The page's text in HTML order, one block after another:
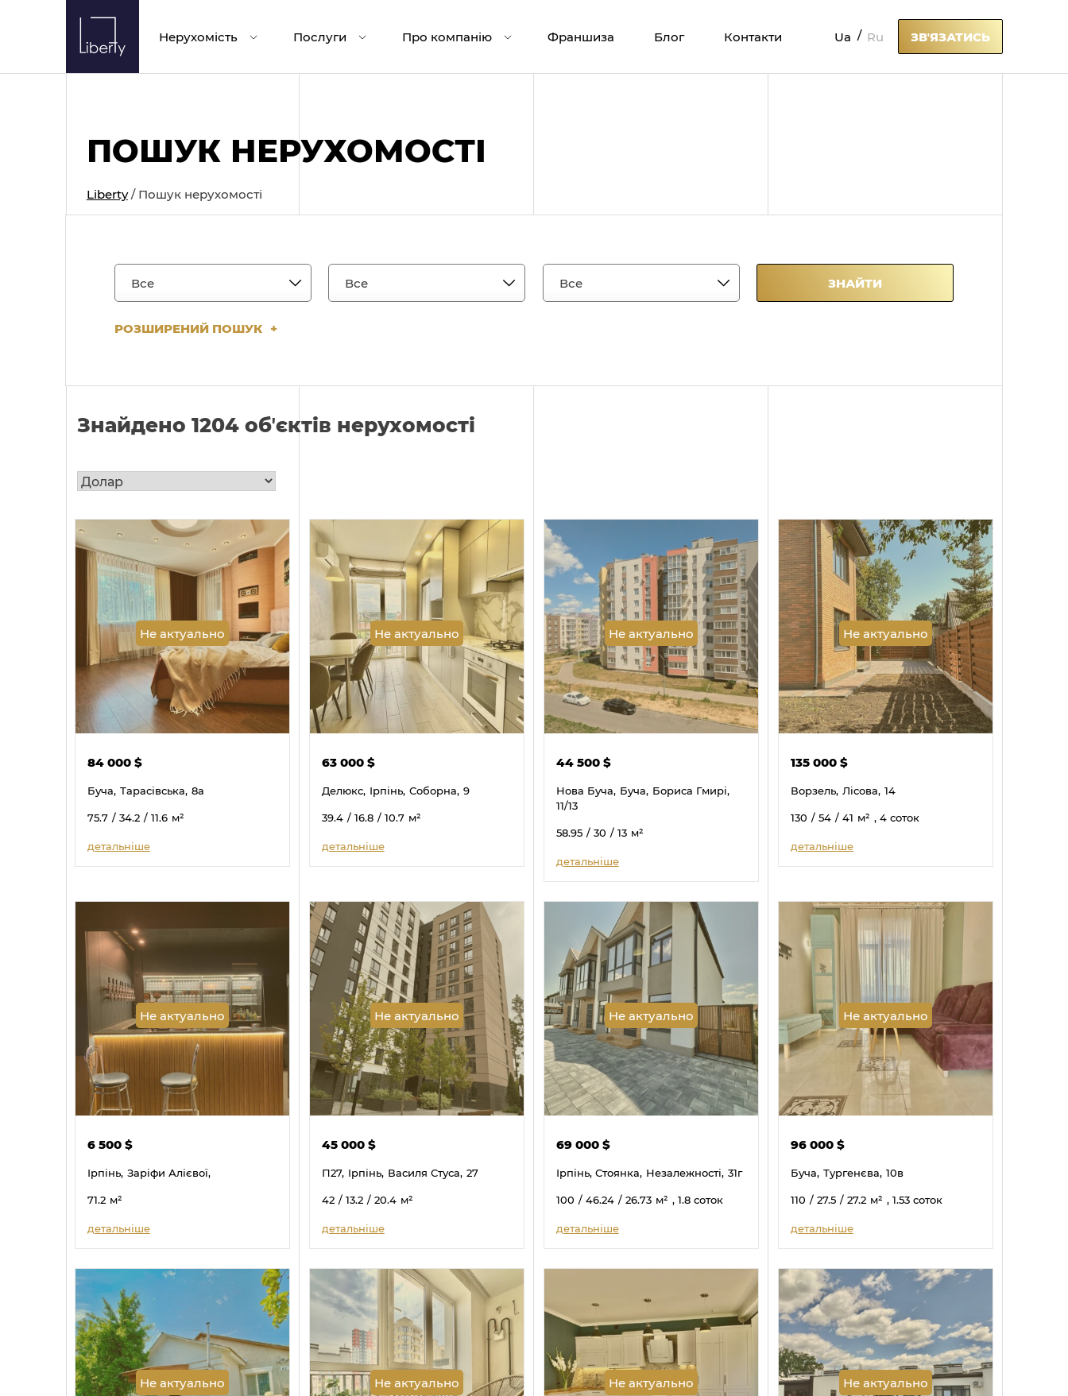
Нерухомість Послуги Про компанію Франшиза Блог Контакти Ua Ru ЗВʼЯЗАТИСЬ
ПОШУК НЕРУХОМОСТІ
Liberty/ Пошук нерухомості
РОЗШИРЕНИЙ ПОШУК +
Знайдено 1204 обʼєктів нерухомості
Не актуально
84 000 $
Буча, Тарасівська, 8а
75.7 / 34.2 / 11.6 м²
детальніше
Не актуально
63 000 $
Делюкс, Ірпінь, Соборна, 9
39.4 / 16.8 / 10.7 м²
детальніше
Не актуально
44 500 $
Нова Буча, Буча, Бориса Гмирі,
11/13
58.95 / 30 / 13 м²
детальніше
Не актуально
135 000 $
Ворзель, Лісова, 14
130 / 54 / 41 м² , 4 соток
детальніше
Не актуально
6 500 $
Ірпінь, Заріфи Алієвої,
71.2 м²
детальніше
Не актуально
45 000 $
П27, Ірпінь, Василя Стуса, 27
42 / 13.2 / 20.4 м²
детальніше
Не актуально
69 000 $
Ірпінь, Стоянка, Незалежності, 31г
100 / 46.24 / 26.73 м² , 1.8 соток
детальніше
Не актуально
96 000 $
Буча, Тургенєва, 10в
110 / 27.5 / 27.2 м² , 1.53 соток
детальніше
Не актуально Не актуально Не актуально Не актуально